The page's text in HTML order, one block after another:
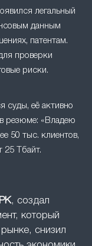
легальный
данным
патентам.
проверки
риски.
суды, её активно
резюме: «Владею
50 тыс. клиентов,
25 Тбайт.
, создал
который
снизил